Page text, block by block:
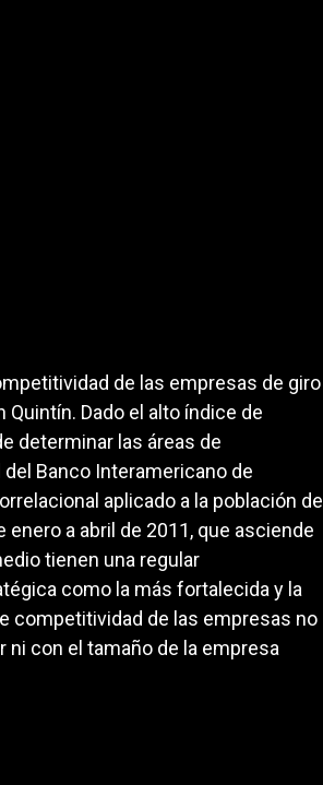
de las empresas de giro
Dado el alto índice de
determinar las áreas de
Banco Interamericano de
aplicado a la población de
a abril de 2011, que asciende
tienen una regular
como la más fortalecida y la
competitividad de las empresas no
con el tamaño de la empresa